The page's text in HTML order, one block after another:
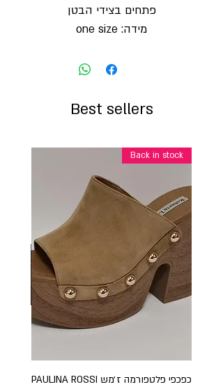
פתחים בצידי הבטן
מידה: one size
Best sellers
Back in stock
כפכפי פלטפורמה ז׳מש PAULINA ROSSI